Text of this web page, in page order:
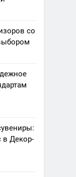
со
в Декор-